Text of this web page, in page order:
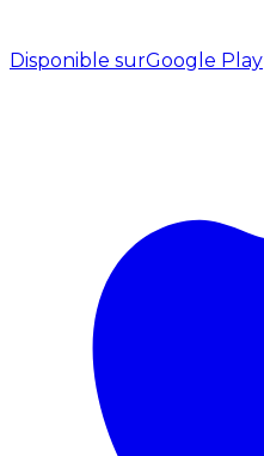
Disponible surGoogle Play